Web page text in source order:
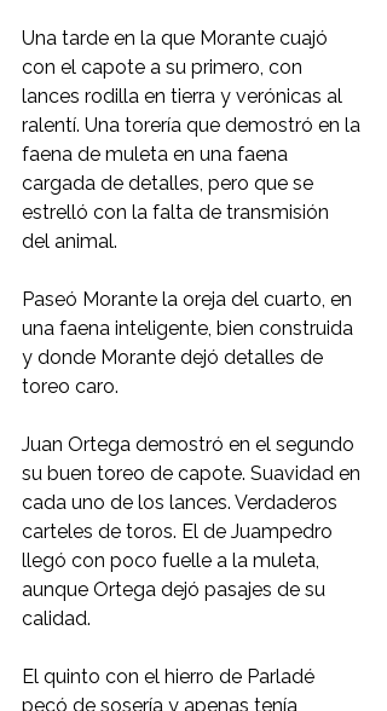
Una tarde en la que Morante cuajó
con el capote a su primero, con
lances rodilla en tierra y verónicas al
ralentí. Una torería que demostró en la
faena de muleta en una faena
cargada de detalles, pero que se
estrelló con la falta de transmisión
del animal.
Paseó Morante la oreja del cuarto, en
una faena inteligente, bien construida
y donde Morante dejó detalles de
toreo caro.
Juan Ortega demostró en el segundo
su buen toreo de capote. Suavidad en
cada uno de los lances. Verdaderos
carteles de toros. El de Juampedro
llegó con poco fuelle a la muleta,
aunque Ortega dejó pasajes de su
calidad.
El quinto con el hierro de Parladé
pecó de sosería y apenas tenía